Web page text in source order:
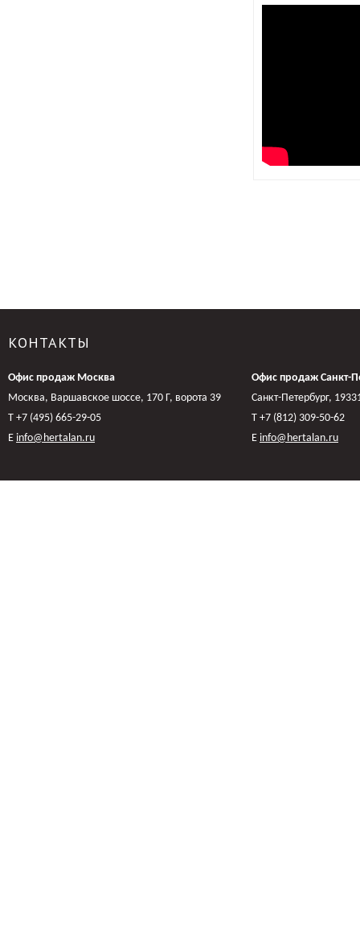
КОНТАКТЫ
Офис продаж Москва
Москва, Варшавское шоссе, 170 Г, ворота 39
Т +7 (495) 665-29-05
E info@hertalan.ru
Офис продаж Санкт-
Санкт-Петербург,
T +7 (812) 309-50-62
E info@hertalan.ru